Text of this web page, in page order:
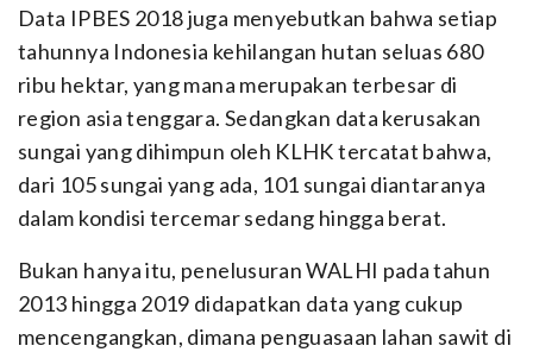
Data IPBES 2018 juga menyebutkan bahwa setiap
tahunnya Indonesia kehilangan hutan seluas 680
ribu hektar, yang mana merupakan terbesar di
region asia tenggara. Sedangkan data kerusakan
sungai yang dihimpun oleh KLHK tercatat bahwa,
dari 105 sungai yang ada, 101 sungai diantaranya
dalam kondisi tercemar sedang hingga berat.
Bukan hanya itu, penelusuran WALHI pada tahun
2013 hingga 2019 didapatkan data yang cukup
mencengangkan, dimana penguasaan lahan sawit di